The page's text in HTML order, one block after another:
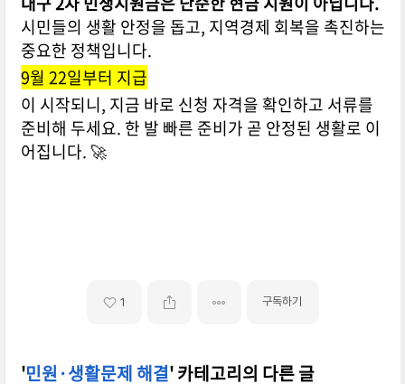
시민들의 생활 안정을 돕고, 지역경제 회복을 촉진하는
중요한 정책입니다.
9월 22일부터 지급
이 시작되니, 지금 바로 신청 자격을 확인하고 서류를
준비해 두세요. 한 발 빠른 준비가 곧 안정된 생활로 이
어집니다. 🚀
1 구독하기
'민원·생활문제 해결' 카테고리의 다른 글